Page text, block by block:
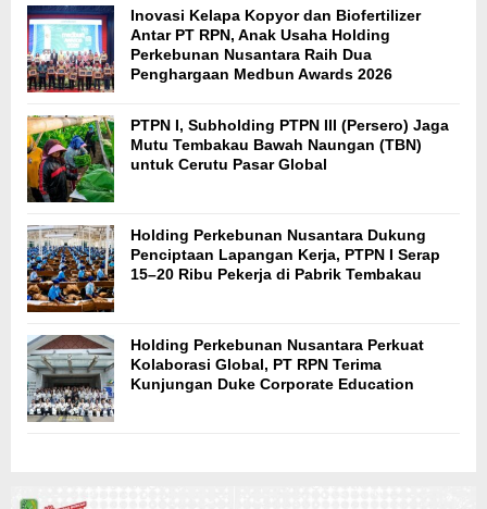
Inovasi Kelapa Kopyor dan Biofertilizer
Antar PT RPN, Anak Usaha Holding
Perkebunan Nusantara Raih Dua
Penghargaan Medbun Awards 2026
PTPN I, Subholding PTPN III (Persero) Jaga
Mutu Tembakau Bawah Naungan (TBN)
untuk Cerutu Pasar Global
Holding Perkebunan Nusantara Dukung
Penciptaan Lapangan Kerja, PTPN I Serap
15–20 Ribu Pekerja di Pabrik Tembakau
Holding Perkebunan Nusantara Perkuat
Kolaborasi Global, PT RPN Terima
Kunjungan Duke Corporate Education